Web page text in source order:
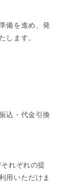
備を進め、発
します。
込・代金引換
それぞれの提
用いただけま